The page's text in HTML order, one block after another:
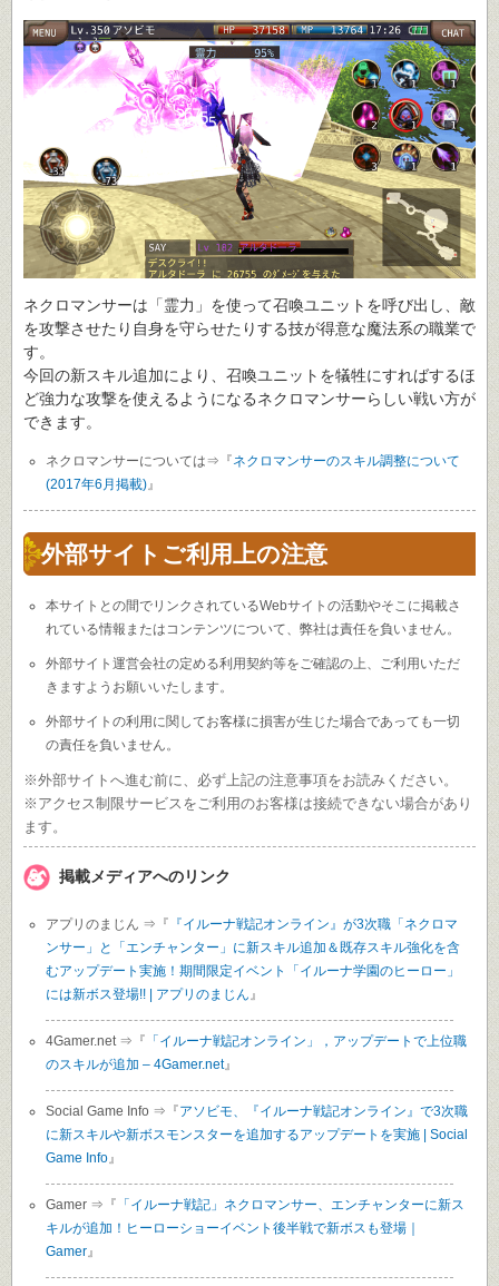
ネクロマンサーは「霊力」を使って召喚ユニットを呼び出し、敵
を攻撃させたり自身を守らせたりする技が得意な魔法系の職業で
す。
今回の新スキル追加により、召喚ユニットを犠牲にすればするほ
ど強力な攻撃を使えるようになるネクロマンサーらしい戦い方が
できます。
ネクロマンサーについては⇒『ネクロマンサーのスキル調整について
(2017年6月掲載)』
外部サイトご利用上の注意
本サイトとの間でリンクされているWebサイトの活動やそこに掲載さ
れている情報またはコンテンツについて、弊社は責任を負いません。
外部サイト運営会社の定める利用契約等をご確認の上、ご利用いただ
きますようお願いいたします。
外部サイトの利用に関してお客様に損害が生じた場合であっても一切
の責任を負いません。
※外部サイトへ進む前に、必ず上記の注意事項をお読みください。
※アクセス制限サービスをご利用のお客様は接続できない場合があり
ます。
掲載メディアへのリンク
アプリのまじん ⇒『 『イルーナ戦記オンライン』が3次職「ネクロマ
ンサー」と「エンチャンター」に新スキル追加＆既存スキル強化を含
むアップデート実施！期間限定イベント「イルーナ学園のヒーロー」
には新ボス登場!! | アプリのまじん』
4Gamer.net ⇒『 「イルーナ戦記オンライン」，アップデートで上位職
のスキルが追加 – 4Gamer.net』
Social Game Info ⇒『アソビモ、『イルーナ戦記オンライン』で3次職
に新スキルや新ボスモンスターを追加するアップデートを実施 | Social
Game Info』
Gamer ⇒『 「イルーナ戦記」ネクロマンサー、エンチャンターに新ス
キルが追加！ヒーローショーイベント後半戦で新ボスも登場｜
Gamer』